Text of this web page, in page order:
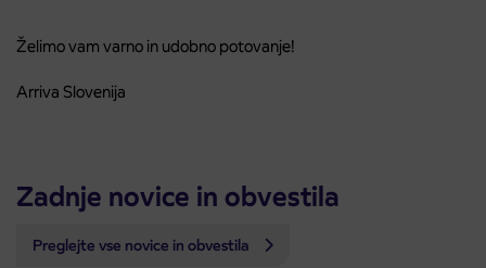
Želimo vam varno in udobno potovanje!
Arriva Slovenija
Zadnje novice in obvestila
Preglejte vse novice in obvestila